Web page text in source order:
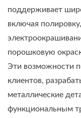
поддерживает
включая
порошковую
Эти возможности
клиентов,
металлические
функциональным